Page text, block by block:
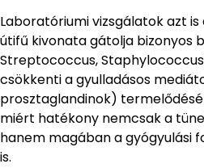
Laboratóriumi vizsgálatok azt
útifű kivonata gátolja bizonyos
Streptococcus,
csökkenti a gyulladásos
prosztaglandinok)
miért hatékony nemcsak a
hanem magában a gyógyulási
is.